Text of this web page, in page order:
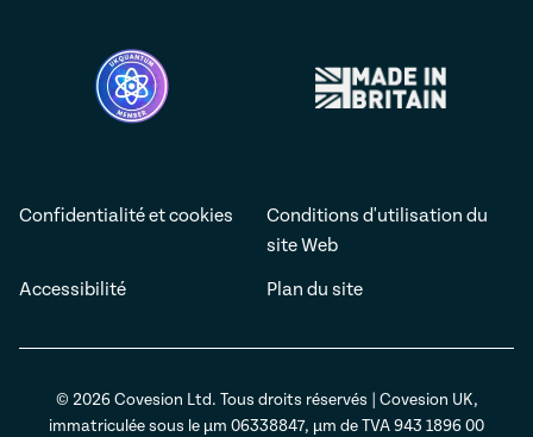
Confidentialité et cookies
Conditions d'utilisation du
site Web
Accessibilité
Plan du site
© 2026 Covesion Ltd. Tous droits réservés | Covesion UK,
immatriculée sous le µm 06338847, µm de TVA 943 1896 00